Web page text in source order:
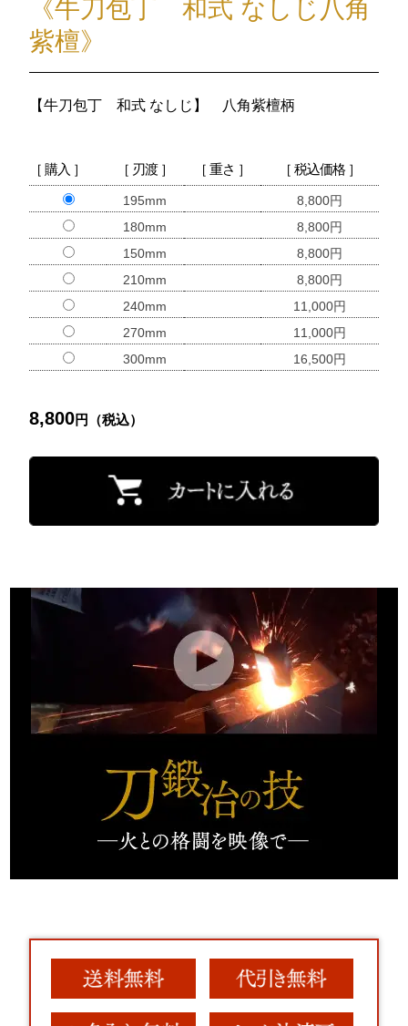
《牛刀包丁 和式 なしじ八角
紫檀》
【牛刀包丁 和式 なしじ】 八角紫檀柄
［ 購入 ］ ［ 刃渡 ］ ［ 重さ ］ ［ 税込価格 ］
195mm
8,800円
180mm
8,800円
150mm
8,800円
210mm
8,800円
240mm
11,000円
270mm
11,000円
300mm
16,500円
8,800円（税込）